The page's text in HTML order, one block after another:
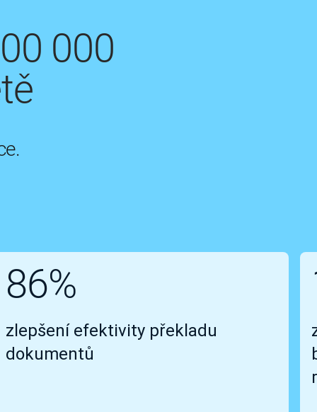
000
86%
zlepšení efektivity překladu
dokumentů